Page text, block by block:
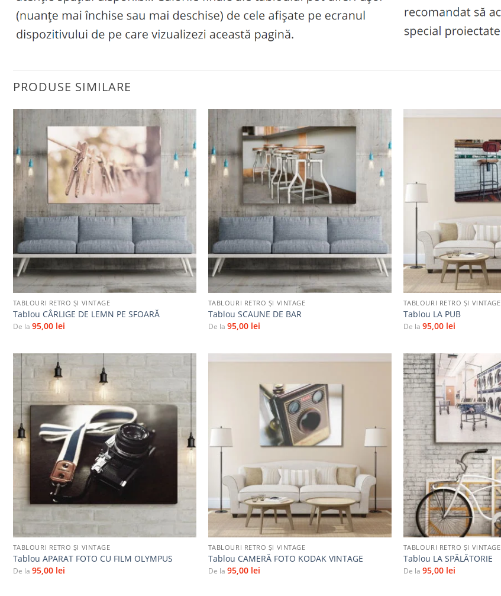
PRODUSE SIMILARE
Adaugă
la
favorite
+
TABLOURI RETRO ȘI VINTAGE
Tablou CÂRLIGE DE LEMN PE SFOARĂ
De la 95,00 lei
Adaugă
la
favorite
+
TABLOURI RETRO ȘI VINTAGE
Tablou SCAUNE DE BAR
De la 95,00 lei
TABLOURI RETRO ȘI VINTAGE
Tablou LA PUB
De la 95,00 lei
Adaugă
TABLOURI RETRO ȘI VINTAGE
Tablou APARAT FOTO CU FILM OLYMPUS
De la 95,00 lei
TABLOURI RETRO ȘI VINTAGE
Tablou CAMERĂ FOTO KODAK VINTAGE
De la 95,00 lei
+
TABLOURI RETRO ȘI VINTAGE
Tablou LA SPĂLĂTORIE
De la 95,00 lei